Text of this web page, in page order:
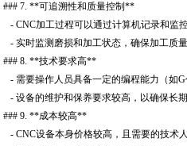
### 7. **可追溯性和质量控制**
- CNC加工过程可以通过计算机记录和监
- 实时监测磨损和加工状态，确保加工质量
### 8. **技术要求高**
- 需要操作人员具备一定的编程能力（如
- 设备的维护和保养要求较高，以确保长期
### 9. **成本较高**
- CNC设备本身价格较高，且需要的技术